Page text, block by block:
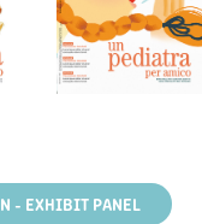
- EXHIBIT PANEL